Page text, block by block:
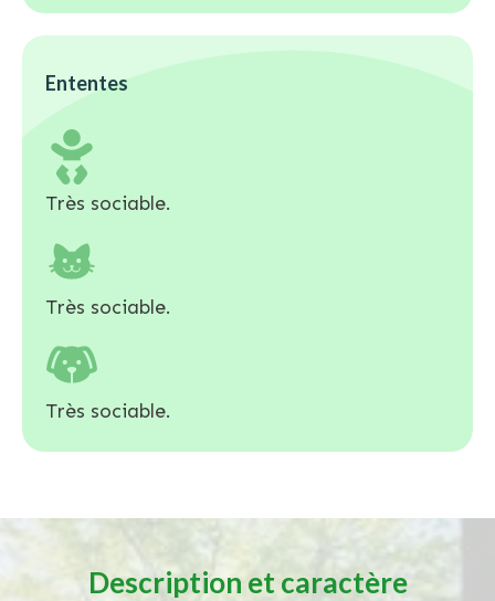
Ententes
Très sociable.
Très sociable.
Très sociable.
Description et caractère